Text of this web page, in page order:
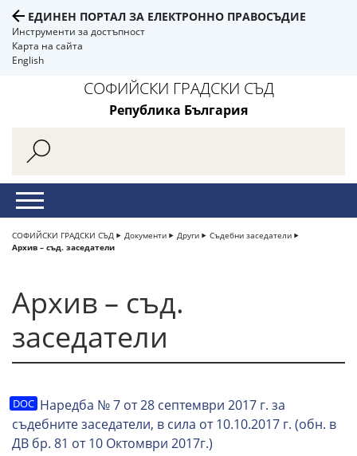
ЕДИНЕН ПОРТАЛ ЗА ЕЛЕКТРОННО ПРАВОСЪДИЕ
Инструменти за достъпност
Карта на сайта
English
СОФИЙСКИ ГРАДСКИ СЪД
Република България
СОФИЙСКИ ГРАДСКИ СЪД Документи Други
Съдебни заседатели
Архив – съд. заседатели
Архив – съд.
заседатели
Наредба № 7 от 28 септември 2017 г. за
съдебните заседатели, в сила от 10.10.2017 г. (обн. в
ДВ бр. 81 от 10 Октомври 2017г.)